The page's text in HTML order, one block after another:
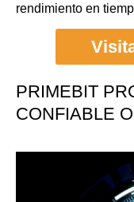
rendimiento en
PRIMEBIT
CONFIABLE